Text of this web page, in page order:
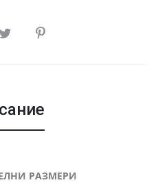
РАЗМЕРИ